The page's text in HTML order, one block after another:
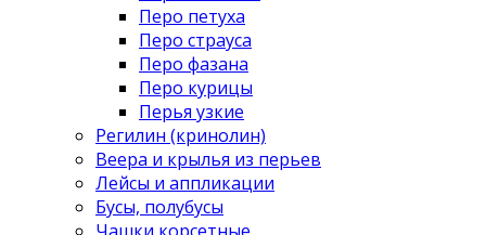
Перо петуха
Перо страуса
Перо фазана
Перо курицы
Перья узкие
Регилин (кринолин)
Веера и крылья из перьев
Лейсы и аппликации
Бусы, полубусы